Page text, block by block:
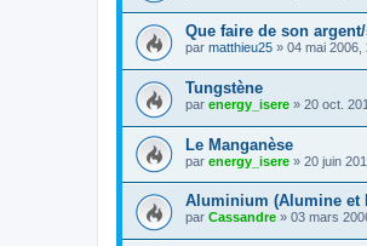
Que faire de son
par matthieu25 » 04 mai 2006,
Tungstène
par energy_isere » 20 oct.
Le Manganèse
par energy_isere » 20 juin
Aluminium (Alumine et
par Cassandre » 03 mars